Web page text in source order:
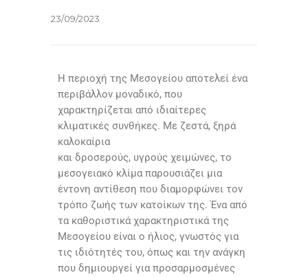
23/09/2023
Η περιοχή της Μεσογείου αποτελεί ένα
περιβάλλον μοναδικό, που
χαρακτηρίζεται από ιδιαίτερες
κλιματικές συνθήκες. Με ζεστά, ξηρά
καλοκαίρια
και δροσερούς, υγρούς χειμώνες, το
μεσογειακό κλίμα παρουσιάζει μια
έντονη αντίθεση που διαμορφώνει τον
τρόπο ζωής των κατοίκων της. Ένα από
τα καθοριστικά χαρακτηριστικά της
Μεσογείου είναι ο ήλιος, γνωστός για
τις ιδιότητές του, όπως και την ανάγκη
που δημιουργεί για προσαρμοσμένες